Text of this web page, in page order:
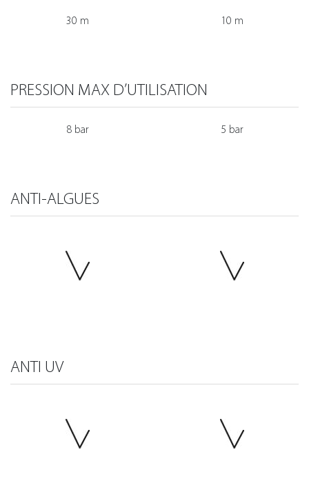
30 m 10 m
PRESSION MAX D’UTILISATION
8 bar 5 bar
ANTI-ALGUES
ANTI UV